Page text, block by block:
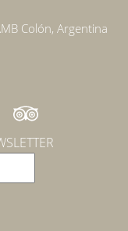
Colón, Argentina